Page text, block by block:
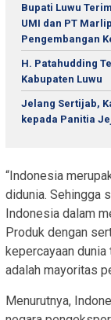
Bupati Luwu
UMI dan PT
Pengembangan
H. Patahudding
Kabupaten Luwu
Jelang Sertijab,
kepada Panitia
“Indonesia
didunia. Sehingga
Indonesia dalam
Produk dengan
kepercayaan
adalah mayoritas
Menurutnya,